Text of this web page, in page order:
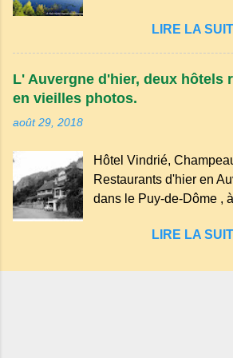
des souvenirs tout cela
arboré.
d'explosion) rempli
Tazenat ou Tazanat, il
plus au nord de la
compte près de
"sans fond" et en forme
entraînant vers les
malheureux qui
LIRE LA
L' Auvergne d'hier, deux hôtels
en vieilles photos.
août 29, 2018
Hôtel Vindrié,
Restaurants d'hier en
dans le Puy-de-Dôme ,
Servant . L'Hôtel-
son jambon de pays et
LIRE LA